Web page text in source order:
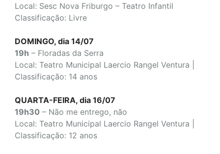
Local: Sesc Nova Friburgo – Teatro Infantil
Classificação: Livre
DOMINGO, dia 14/07
19h – Floradas da Serra
Local: Teatro Municipal Laercio Rangel Ventura |
Classificação: 14 anos
QUARTA-FEIRA, dia 16/07
19h30 – Não me entrego, não
Local: Teatro Municipal Laercio Rangel Ventura |
Classificação: 12 anos